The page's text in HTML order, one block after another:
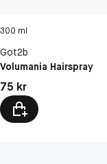
300 ml
Got2b
Volumania Hairspray
Pris: 75 kr
75 kr